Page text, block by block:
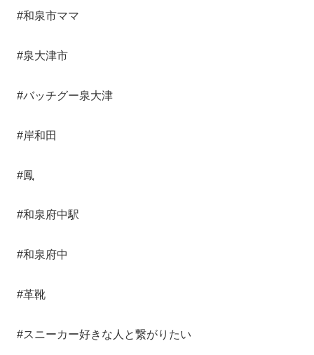
#和泉市ママ
#泉大津市
#バッチグー泉大津
#岸和田
#鳳
#和泉府中駅
#和泉府中
#革靴
#スニーカー好きな人と繋がりたい